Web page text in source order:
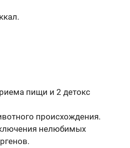
пищи и 2 детокс
происхождения.
нелюбимых